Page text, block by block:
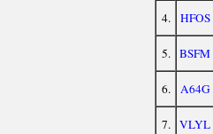
4.
HFOS
5. BSFM
6.
A64G
7. VLYL